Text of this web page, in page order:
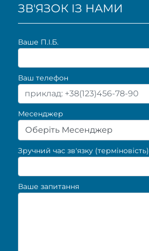
ЗВ'ЯЗОК ІЗ НАМИ
Ваше П.I.Б.
Ваш телефон
Месенджер
Оберіть Месенджер
Зручний час зв'язку (терміновість)
Ваше запитання